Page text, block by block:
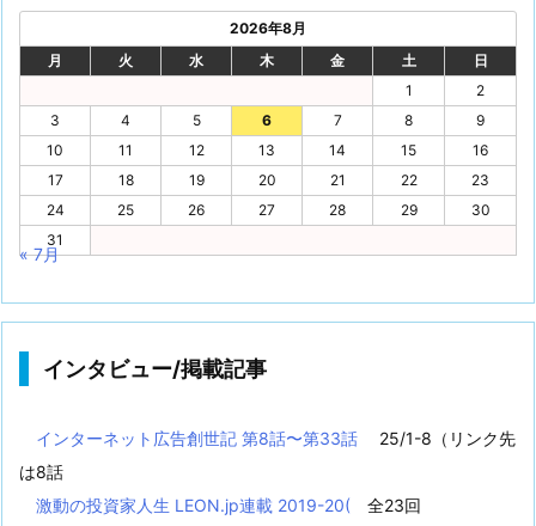
2026年8月
月
火 水 木 金 土
日
1
2
3
4 5 6 7 8
9
10
11 12 13 14 15
16
17
18 19 20 21 22
23
24
25 26 27 28 29
30
31
« 7月
インタビュー/掲載記事
インターネット広告創世記 第8話〜第33話
25/1-8（リンク先
は8話
激動の投資家人生 LEON.jp連載 2019-20(
全23回